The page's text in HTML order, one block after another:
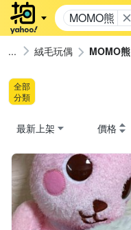
MOMO熊
絨毛玩偶 MOMO熊
全部
分類
最新上架 價格